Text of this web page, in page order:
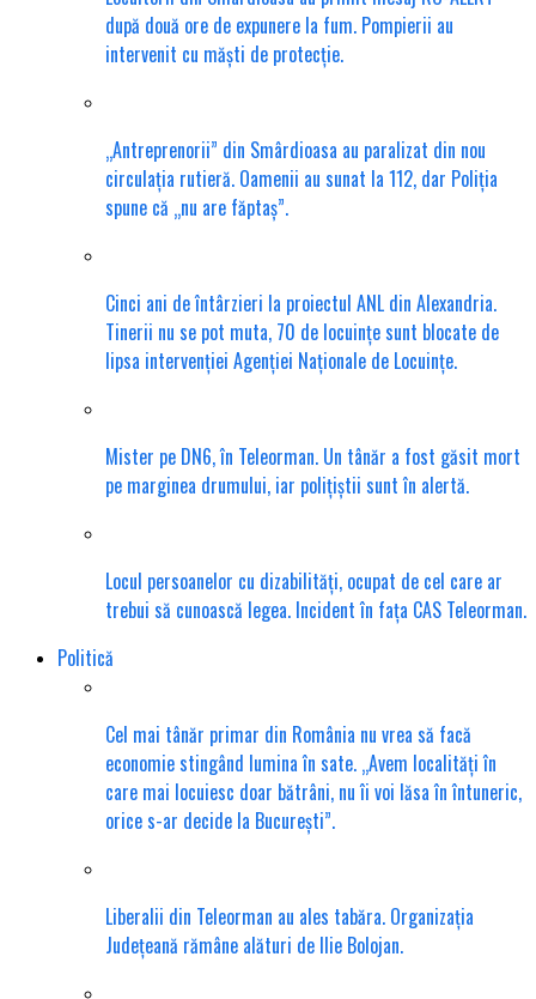
după două ore de expunere la fum. Pompierii au
intervenit cu măști de protecție.
„Antreprenorii” din Smârdioasa au paralizat din nou
circulația rutieră. Oamenii au sunat la 112, dar Poliția
spune că „nu are făptaș”.
Cinci ani de întârzieri la proiectul ANL din Alexandria.
Tinerii nu se pot muta, 70 de locuințe sunt blocate de
lipsa intervenției Agenției Naționale de Locuințe.
Mister pe DN6, în Teleorman. Un tânăr a fost găsit mort
pe marginea drumului, iar polițiștii sunt în alertă.
Locul persoanelor cu dizabilități, ocupat de cel care ar
trebui să cunoască legea. Incident în fața CAS Teleorman.
Politică
Cel mai tânăr primar din România nu vrea să facă
economie stingând lumina în sate. „Avem localități în
care mai locuiesc doar bătrâni, nu îi voi lăsa în întuneric,
orice s-ar decide la București”.
Liberalii din Teleorman au ales tabăra. Organizația
Județeană rămâne alături de Ilie Bolojan.